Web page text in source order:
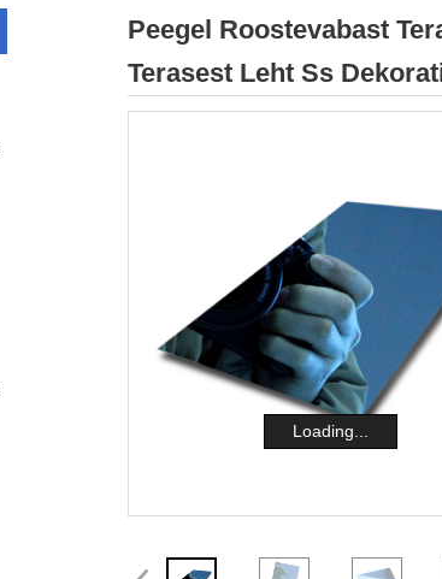
Peegel Roostevabast
Terasest Leht Ss
Loading...